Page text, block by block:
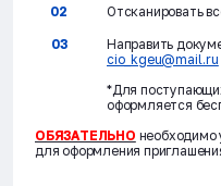
Отсканировать
Направить
cio_kgeu@mail.ru
*Для
оформляется
ОБЯЗАТЕЛЬНО необходимо
для оформления